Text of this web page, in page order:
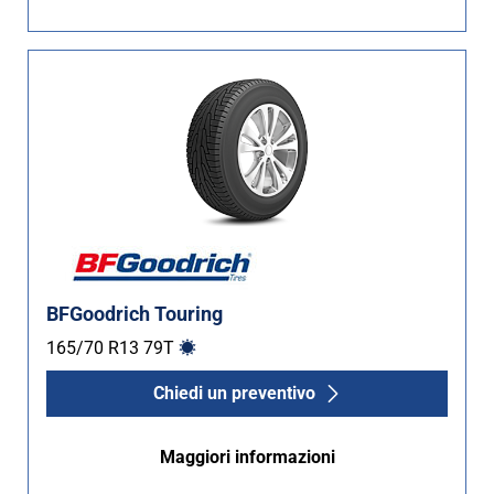
Non Run flat (64)
BFGoodrich Touring
165/70 R13 79T
Chiedi un preventivo
Maggiori informazioni